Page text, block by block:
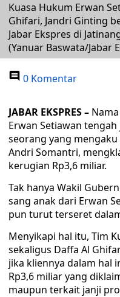
Kuasa Hukum Erwan
Ghifari, Jandri Ginting
Jabar Ekspres di
(Yanuar Baswata/Jabar
0 Komentar
JABAR EKSPRES –
Erwan Setiawan
seorang yang
Andri Somantri,
kerugian Rp3,6 miliar.
Tak hanya Wakil
sang anak dari Erwan
pun turut terseret
Menyikapi hal itu, Tim
sekaligus Daffa Al
jika kliennya dalam hal
Rp3,6 miliar yang
maupun terkait janji